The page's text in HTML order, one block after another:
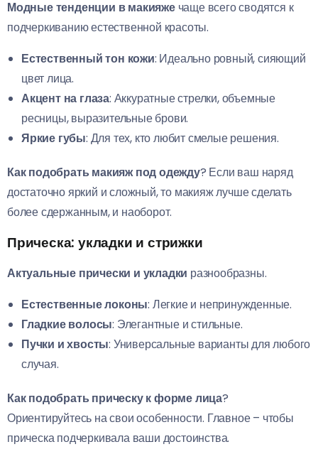
Модные тенденции в макияжечаще всего сводятся к
подчеркиванию естественной красоты.
Естественный тон кожи: Идеально ровный, сияющий
цвет лица.
Акцент на глаза: Аккуратные стрелки, объемные
ресницы, выразительные брови.
Яркие губы: Для тех, кто любит смелые решения.
Как подобрать макияж под одежду? Если ваш наряд
достаточно яркий и сложный, то макияж лучше сделать
более сдержанным, и наоборот.
Прическа: укладки и стрижки
Актуальные прически и укладки разнообразны.
Естественные локоны: Легкие и непринужденные.
Гладкие волосы: Элегантные и стильные.
Пучки и хвосты: Универсальные варианты для любого
случая.
Как подобрать прическу к форме лица?
Ориентируйтесь на свои особенности. Главное – чтобы
прическа подчеркивала ваши достоинства.